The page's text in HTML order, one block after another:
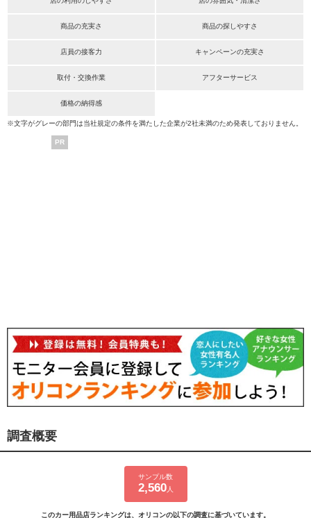
商品の充実さ 商品の探しやすさ
店員の接客力 キャンペーンの充実さ
取付・交換作業 アフターサービス
価格の納得感
※文字がグレーの部門は当社規定の条件を満たした企業が2社未満のため発表しておりません。
PR
調査概要
サンプル数
2,560人
このカー用品店ランキングは、オリコンの以下の調査に基づいています。